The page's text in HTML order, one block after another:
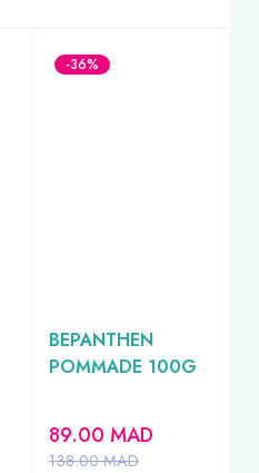
-36%
BEPANTHEN
POMMADE 100G
138.00MAD
89.00 MAD